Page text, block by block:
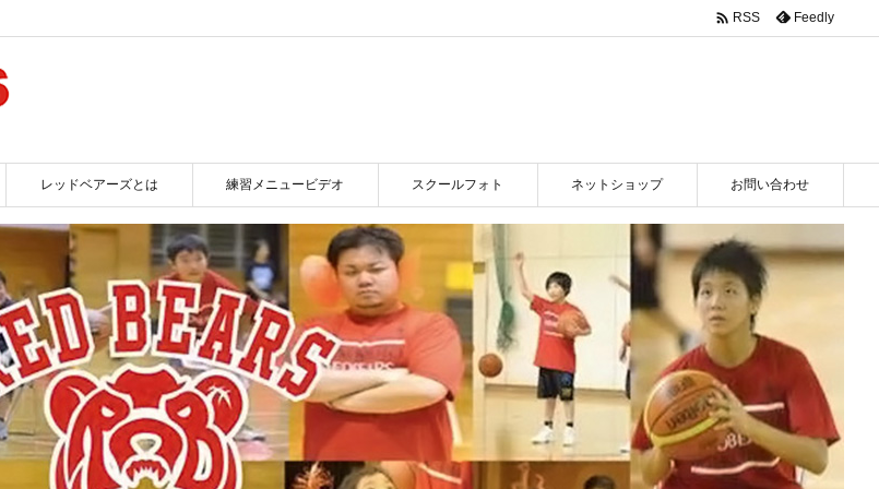
レッドベアーズとは 練習メニュービデオ スクールフォト ネットショップ お問い合わせ
 RSS Feedly